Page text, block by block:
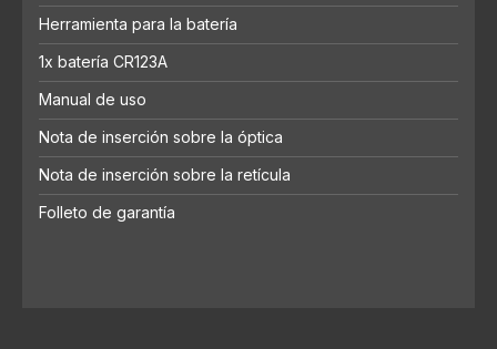
Herramienta para la batería
1x batería CR123A
Manual de uso
Nota de inserción sobre la óptica
Nota de inserción sobre la retícula
Folleto de garantía